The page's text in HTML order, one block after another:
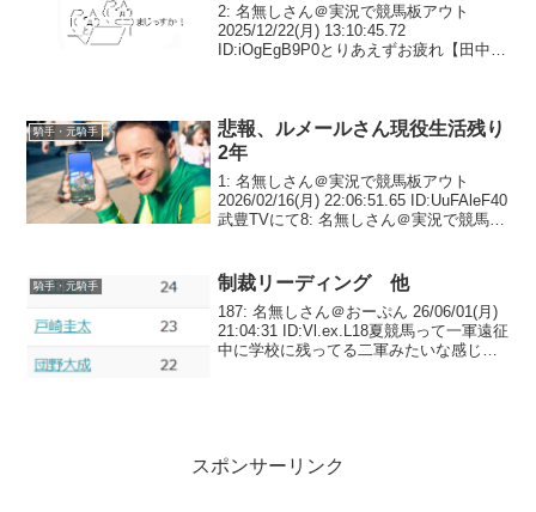
2: 名無しさん＠実況で競馬板アウト
2025/12/22(月) 13:10:45.72
ID:iOgEgB9P0とりあえずお疲れ【田中健
騎手・元騎手
悲報、ルメールさん現役生活残り
2年
1: 名無しさん＠実況で競馬板アウト
2026/02/16(月) 22:06:51.65 ID:UuFAleF40
武豊TVにて8: 名無しさん＠実況で競馬板
騎手・元騎手 制裁リーディング 他
187: 名無しさん＠おーぷん 26/06/01(月)
21:04:31 ID:Vl.ex.L18夏競馬って一軍遠征
中に学校に残ってる二軍みたいな感じす
スポンサーリンク